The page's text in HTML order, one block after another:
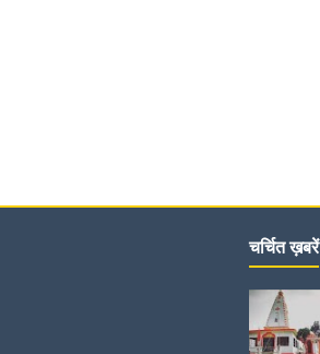
चर्चित ख़बरें